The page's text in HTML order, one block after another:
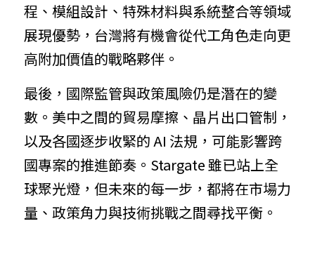
程、模組設計、特殊材料與系統整合等領域
展現優勢，台灣將有機會從代工角色走向更
高附加價值的戰略夥伴。
最後，國際監管與政策風險仍是潛在的變
數。美中之間的貿易摩擦、晶片出口管制，
以及各國逐步收緊的 AI 法規，可能影響跨
國專案的推進節奏。Stargate 雖已站上全
球聚光燈，但未來的每一步，都將在市場力
量、政策角力與技術挑戰之間尋找平衡。